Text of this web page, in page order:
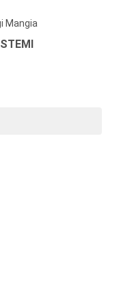
Mangia